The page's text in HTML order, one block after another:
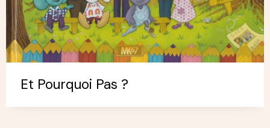
Et Pourquoi Pas ?